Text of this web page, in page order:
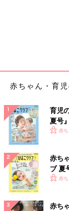
赤ちゃん・育
育児
夏号
いっ
赤
赤ち
ブ 夏
く！
赤
赤ち